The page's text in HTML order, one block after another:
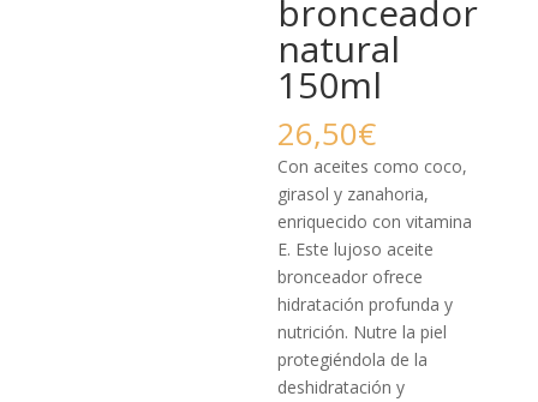
bronceador
natural
150ml
26,50€
Con aceites como coco,
girasol y zanahoria,
enriquecido con vitamina
E. Este lujoso aceite
bronceador ofrece
hidratación profunda y
nutrición. Nutre la piel
protegiéndola de la
deshidratación y